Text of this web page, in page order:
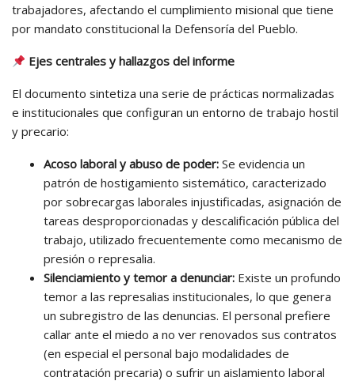
trabajadores, afectando el cumplimiento misional que tiene
por mandato constitucional la Defensoría del Pueblo.
Ejes centrales y hallazgos del informe
El documento sintetiza una serie de prácticas normalizadas
e institucionales que configuran un entorno de trabajo hostil
y precario:
Acoso laboral y abuso de poder: Se evidencia un
patrón de hostigamiento sistemático, caracterizado
por sobrecargas laborales injustificadas, asignación de
tareas desproporcionadas y descalificación pública del
trabajo, utilizado frecuentemente como mecanismo de
presión o represalia.
Silenciamiento y temor a denunciar: Existe un profundo
temor a las represalias institucionales, lo que genera
un subregistro de las denuncias. El personal prefiere
callar ante el miedo a no ver renovados sus contratos
(en especial el personal bajo modalidades de
contratación precaria) o sufrir un aislamiento laboral